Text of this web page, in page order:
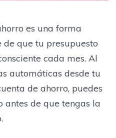
es una forma
que tu presupuesto
cada mes. Al
automáticas desde tu
de ahorro, puedes
antes de que tengas la